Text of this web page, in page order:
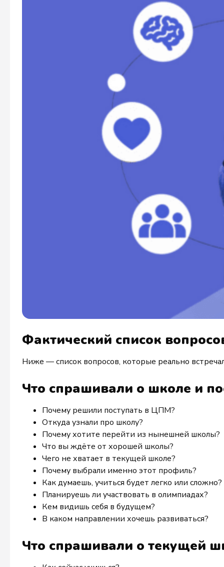
Фактический список
Ниже — список вопросов, которые реально
Что спрашивали о школе и
Почему решили поступать в ЦПМ?
Откуда узнали про школу?
Почему хотите перейти из нынешней школы?
Что вы ждёте от хорошей школы?
Чего не хватает в текущей школе?
Почему выбрали именно этот профиль?
Как думаешь, учиться будет легко или сложно?
Планируешь ли участвовать в олимпиадах?
Кем видишь себя в будущем?
В каком направлении хочешь развиваться?
Что спрашивали о текущей